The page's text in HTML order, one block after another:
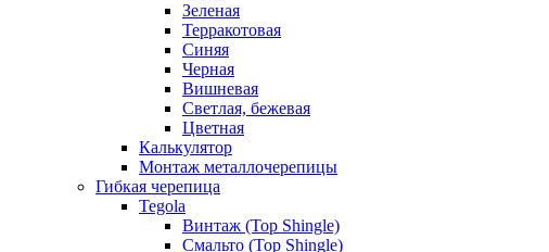
Зеленая
Терракотовая
Синяя
Черная
Вишневая
Светлая, бежевая
Цветная
Калькулятор
Монтаж металлочерепицы
Гибкая черепица
Tegola
Винтаж (Top Shingle)
Смальто (Top Shingle)